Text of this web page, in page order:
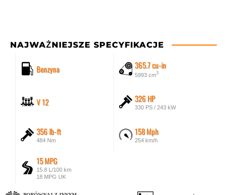
NAJWAŻNIEJSZE SPECYFIKACJE
Benzyna 365.7 cu-in
5993 cm3
V 12 326 HP
330 PS / 243 kW
356 lb-ft
484 Nm
158 Mph
254 km/h
15 MPG
15.8 L/100 km
18 MPG UK